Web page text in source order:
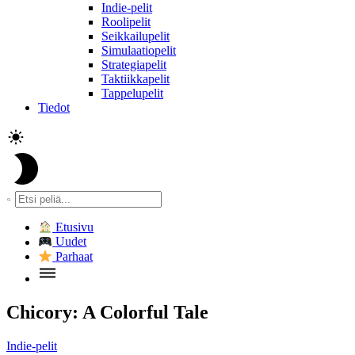
Indie-pelit
Roolipelit
Seikkailupelit
Simulaatiopelit
Strategiapelit
Taktiikkapelit
Tappelupelit
Tiedot
Etusivu
Uudet
Parhaat
Chicory: A Colorful Tale
Indie-pelit